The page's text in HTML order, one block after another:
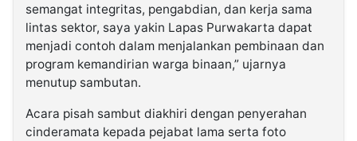
semangat integritas, pengabdian, dan kerja sama
lintas sektor, saya yakin Lapas Purwakarta dapat
menjadi contoh dalam menjalankan pembinaan dan
program kemandirian warga binaan,” ujarnya
menutup sambutan.
Acara pisah sambut diakhiri dengan penyerahan
cinderamata kepada pejabat lama serta foto